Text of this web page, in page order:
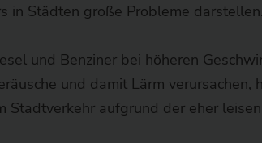
in Städten große Probleme darstellen.
und Benziner bei höheren
und damit Lärm verursachen,
aufgrund der eher